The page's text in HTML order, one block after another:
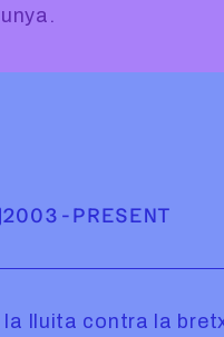
2003 -PRESENT
la lluita contra la